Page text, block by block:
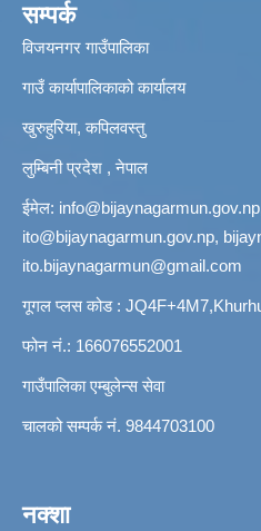
सम्पर्क
विजयनगर गाउँपालिका
गाउँ कार्यापालिकाको कार्यालय
खुरुहुरिया, कपिलवस्तु
लुम्बिनी प्रदेश , नेपाल
ईमेल: info@bijaynagarmun.gov.np
ito@bijaynagarmun.gov.np,
ito.bijaynagarmun@gmail.com
गूगल प्लस कोड :
फोन नं.: 166076552001
गाउँपालिका एम्बुलेन्स सेवा
चालको सम्पर्क नं. 9844703100
नक्शा